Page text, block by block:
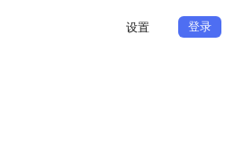
设置 登录